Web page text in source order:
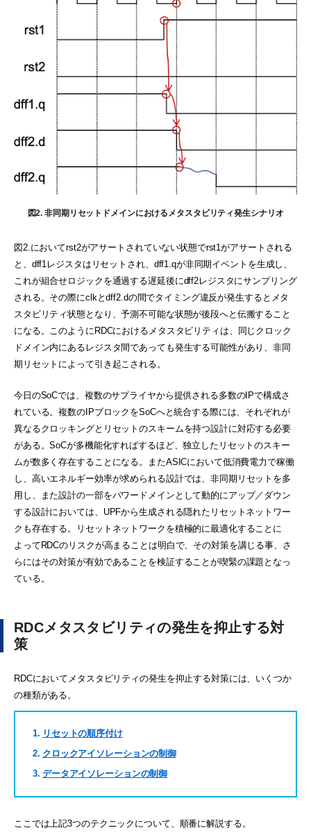
図2. 非同期リセットドメインにおけるメタスタビリティ発生シナリオ
図2.においてrst2がアサートされていない状態でrst1がアサートされる
と、dff1レジスタはリセットされ、dff1.qが非同期イベントを生成し、
これが組合せロジックを通過する遅延後にdff2レジスタにサンプリング
される。その際にclkとdff2.dの間でタイミング違反が発生するとメタ
スタビリティ状態となり、予測不可能な状態が後段へと伝搬すること
になる。このようにRDCにおけるメタスタビリティは、同じクロック
ドメイン内にあるレジスタ間であっても発生する可能性があり、非同
期リセットによって引き起こされる。
今日のSoCでは、複数のサプライヤから提供される多数のIPで構成さ
れている。複数のIPブロックをSoCへと統合する際には、それぞれが
異なるクロッキングとリセットのスキームを持つ設計に対応する必要
がある。SoCが多機能化すればするほど、独立したリセットのスキー
ムが数多く存在することになる。またASICにおいて低消費電力で稼働
し、高いエネルギー効率が求められる設計では、非同期リセットを多
用し、また設計の一部をパワードメインとして動的にアップ／ダウン
する設計においては、UPFから生成される隠れたリセットネットワー
クも存在する。リセットネットワークを積極的に最適化することに
よってRDCのリスクが高まることは明白で、その対策を講じる事、さ
らにはその対策が有効であることを検証することが喫緊の課題となっ
ている。
RDCメタスタビリティの発生を抑止する対
策
RDCにおいてメタスタビリティの発生を抑止する対策には、いくつか
の種類がある。
リセットの順序付け
クロックアイソレーションの制御
データアイソレーションの制御
ここでは上記3つのテクニックについて、順番に解説する。